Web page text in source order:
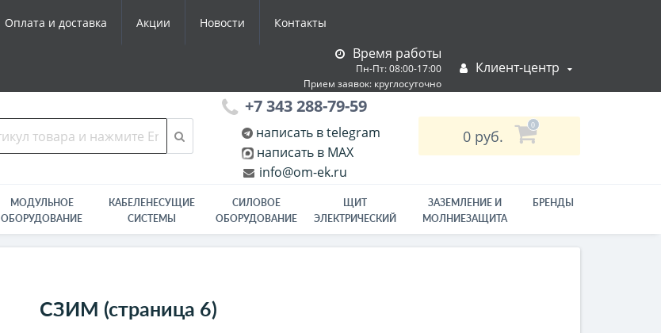
Оплата и доставка Акции Новости Контакты
Время работы
Пн-Пт: 08:00-17:00
Прием заявок: круглосуточно
Режим работы склада:
пн-пт: 10:00–17:00
Клиент-центр
+7 343 288-79-59
написать в telegram
написать в MAX
info@om-ek.ru
0 руб.
0
МОДУЛЬНОЕ
ОБОРУДОВАНИЕ
КАБЕЛЕНЕСУЩИЕ
СИСТЕМЫ
СИЛОВОЕ
ОБОРУДОВАНИЕ
ЩИТ
ЭЛЕКТРИЧЕСКИЙ
ЗАЗЕМЛЕНИЕ И
МОЛНИЕЗАЩИТА
БРЕНДЫ
СЗИМ (страница 6)